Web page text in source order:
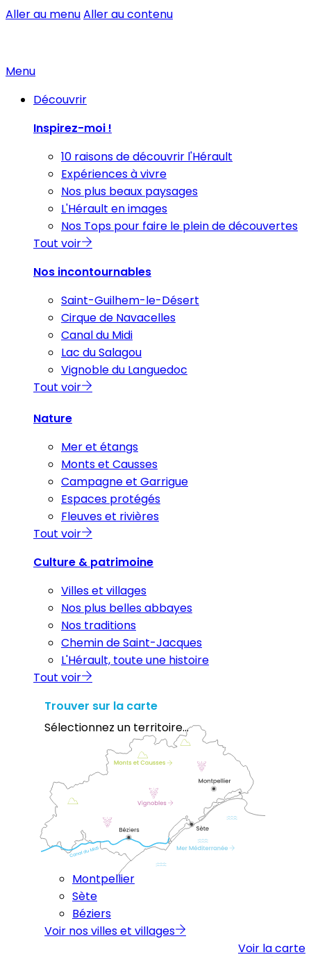
Aller au menuAller au contenu
Menu
Découvrir
Inspirez-moi !
10 raisons de découvrir l'Hérault
Expériences à vivre
Nos plus beaux paysages
L'Hérault en images
Nos Tops pour faire le plein de découvertes
Tout voir
Nos incontournables
Saint-Guilhem-le-Désert
Cirque de Navacelles
Canal du Midi
Lac du Salagou
Vignoble du Languedoc
Tout voir
Nature
Mer et étangs
Monts et Causses
Campagne et Garrigue
Espaces protégés
Fleuves et rivières
Tout voir
Culture & patrimoine
Villes et villages
Nos plus belles abbayes
Nos traditions
Chemin de Saint-Jacques
L'Hérault, toute une histoire
Tout voir
Trouver sur la carte
Sélectionnez un territoire...
Montpellier
Sète
Béziers
Voir nos villes et villages
Voir la carte